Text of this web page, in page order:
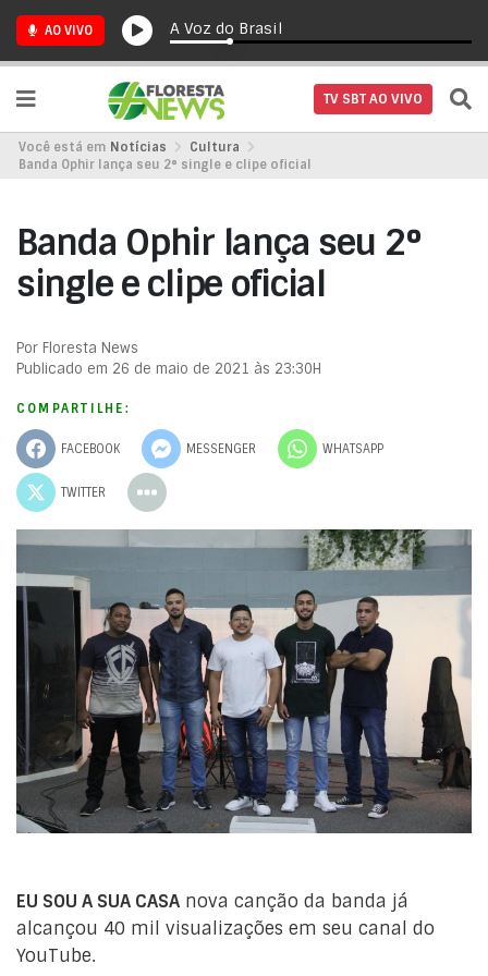
AO VIVO A Voz do Brasil
TV SBT AO VIVO
Você está em Notícias
Cultura
Banda Ophir lança seu 2° single e clipe oficial
Banda Ophir lança seu 2°
single e clipe oficial
Por Floresta News
Publicado em 26 de maio de 2021 às 23:30H
COMPARTILHE:
FACEBOOK MESSENGER WHATSAPP
TWITTER
EU SOU A SUA CASA nova canção da banda já
alcançou 40 mil visualizações em seu canal do
YouTube.